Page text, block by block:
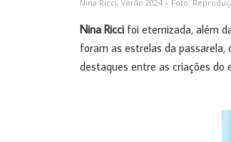
Nina Ricci, verão 2024 – Foto:
Nina Ricci foi eternizada, além
foram as estrelas da
destaques entre as criações do